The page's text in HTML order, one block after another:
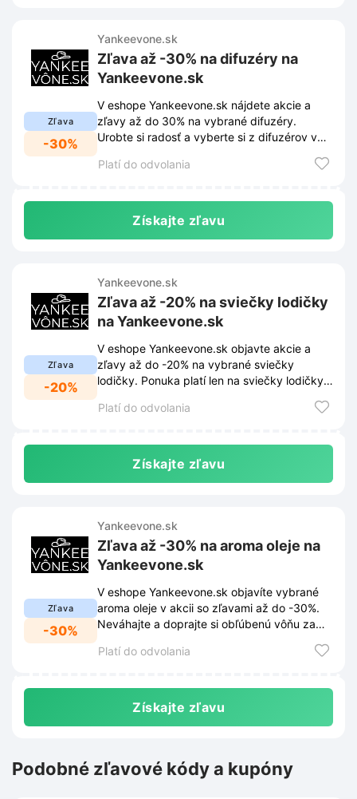
Zľava
-30%
Yankeevone.sk
Zľava až -30% na difuzéry na
Yankeevone.sk
V eshope Yankeevone.sk nájdete akcie a
zľavy až do 30% na vybrané difuzéry.
Urobte si radosť a vyberte si z difuzérov v
Platí do odvolania
Získajte zľavu
Zľava
-20%
Yankeevone.sk
Zľava až -20% na sviečky lodičky
na Yankeevone.sk
V eshope Yankeevone.sk objavte akcie a
zľavy až do -20% na vybrané sviečky
lodičky. Ponuka platí len na sviečky lodičky v
Platí do odvolania
Získajte zľavu
Zľava
-30%
Yankeevone.sk
Zľava až -30% na aroma oleje na
Yankeevone.sk
V eshope Yankeevone.sk objavíte vybrané
aroma oleje v akcii so zľavami až do -30%.
Neváhajte a doprajte si obľúbenú vôňu za
Platí do odvolania
Získajte zľavu
Podobné zľavové kódy a kupóny